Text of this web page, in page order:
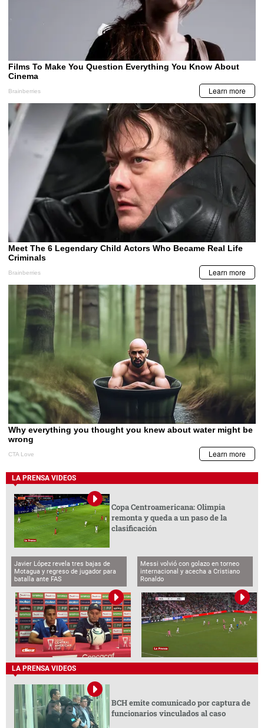
LA PRENSA VIDEOS
Copa Centroamericana: Olimpia
remonta y queda a un paso de la
clasificación
Javier López revela tres bajas de
Motagua y regreso de jugador para
batalla ante FAS
Messi volvió con golazo en torneo
internacional y acecha a Cristiano
Ronaldo
LA PRENSA VIDEOS
BCH emite comunicado por captura de
funcionarios vinculados al caso